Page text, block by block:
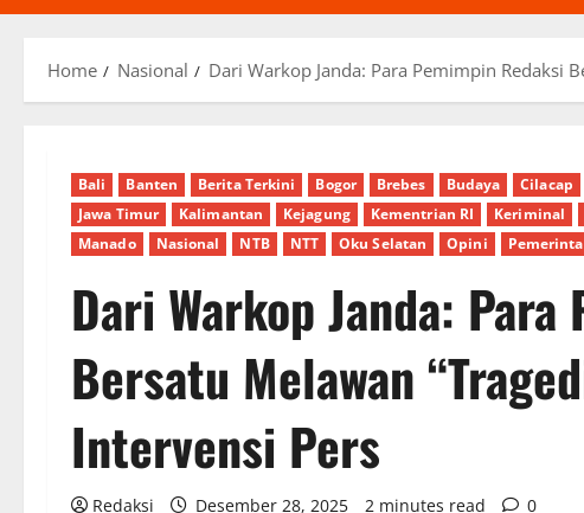
Home Nasional Dari Warkop Janda: Para Pemimpin Redaksi
Bali Banten Berita Terkini Bogor Brebes Budaya Cilacap
Jawa Timur
Kalimantan Kejagung Kementrian RI Keriminal
Manado
Nasional NTB NTT Oku Selatan Opini
Dari Warkop Janda:
Bersatu Melawan
Intervensi Pers
Redaksi Desember 28, 2025 2 minutes read 0